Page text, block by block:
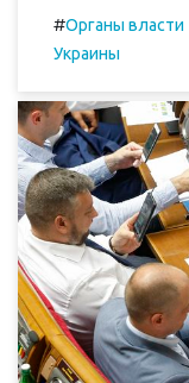
#Органы власти
Украины